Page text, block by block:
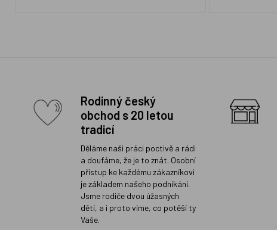
Rodinný český
obchod s 20 letou
tradicí
Děláme naši práci poctivě a rádi
a doufáme, že je to znát. Osobní
přístup ke každému zákazníkovi
je základem našeho podnikání.
Jsme rodiče dvou úžasných
dětí, a i proto víme, co potěší ty
Vaše.